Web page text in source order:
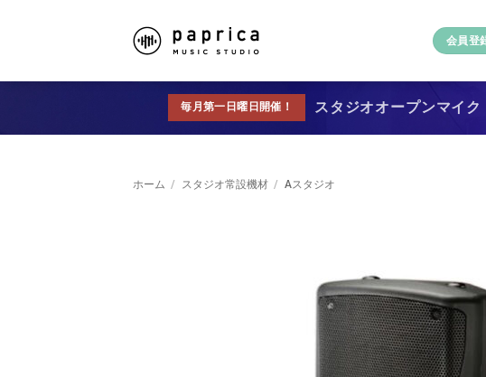
会員登
毎月第一日曜日開催！ スタジオオープンマイク
ホーム / スタジオ常設機材 / Aスタジオ